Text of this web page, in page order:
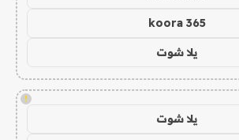
koora 365
يلا شوت
!
يلا شوت